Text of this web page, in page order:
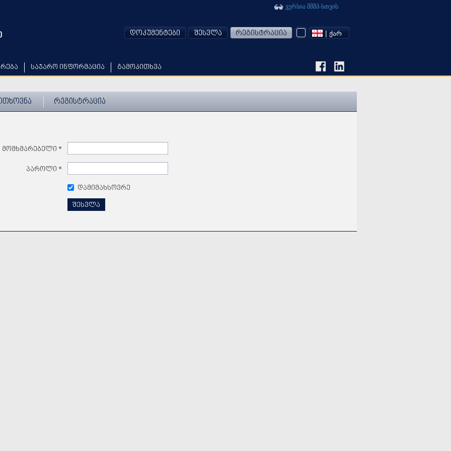
საჯარო ინფორმაცია გამოკითხვა
ვერსია შშმპ-სთვის
დოკუმენტები შესვლა რეგისტრაცია | ᲥᲐᲠ
რეგისტრაცია
მომხმარებელი *
პაროლი *
დამიმახსოვრე
შესვლა